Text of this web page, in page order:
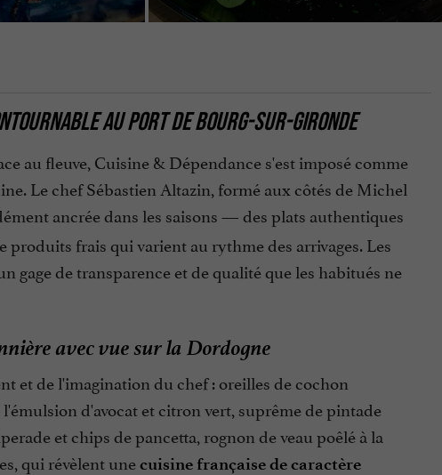
AU PORT DE BOURG-SUR-GIRONDE
au fleuve, Cuisine & Dépendance s'est imposé comme
Le chef Sébastien Altazin, formé aux côtés de Michel
ancrée dans les saisons — des plats authentiques
frais qui varient au rythme des arrivages. Les
gage de transparence et de qualité que les habitués ne
avec vue sur la Dordogne
et de l'imagination du chef : oreilles de cochon
d'avocat et citron vert, suprême de pintade
et chips de pancetta, rognon de veau poêlé à la
qui révèlent unecuisine française de caractère